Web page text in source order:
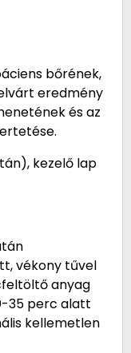
bőrének,
eredmény
és az
kezelő lap
vékony tűvel
anyag
35 perc alatt
kellemetlen